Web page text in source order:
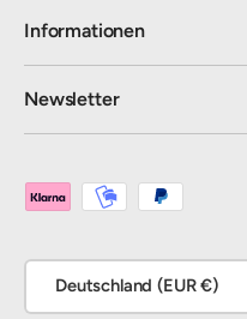
Informationen
Newsletter
Zahlungsmethoden
Deutschland (EUR €)